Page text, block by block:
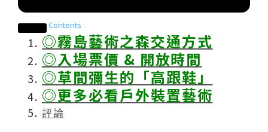
Contents
◎霧島藝術之森交通方式
◎入場票價 & 開放時間
◎草間彌生的「高跟鞋」
◎更多必看戶外裝置藝術
評論